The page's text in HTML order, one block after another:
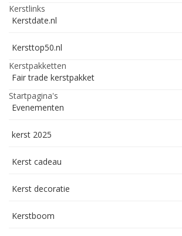
Kerstlinks
Kerstdate.nl
Kersttop50.nl
Kerstpakketten
Fair trade kerstpakket
Startpagina's
Evenementen
kerst 2025
Kerst cadeau
Kerst decoratie
Kerstboom